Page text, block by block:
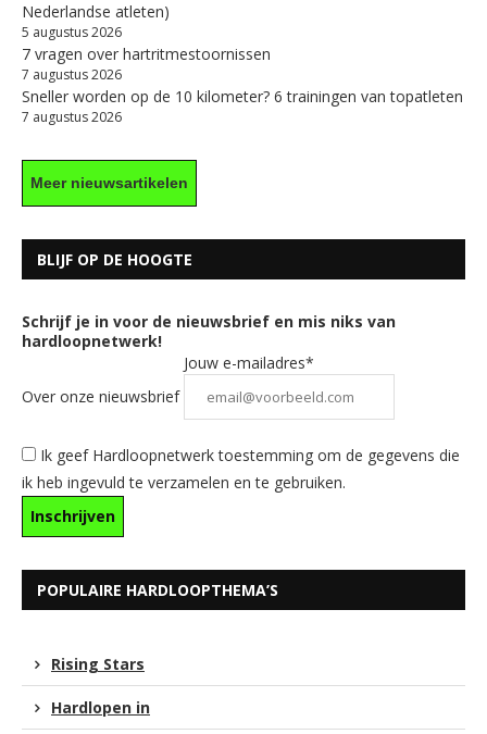
Nederlandse atleten)
5 augustus 2026
7 vragen over hartritmestoornissen
7 augustus 2026
Sneller worden op de 10 kilometer? 6 trainingen van topatleten
7 augustus 2026
Meer nieuwsartikelen
BLIJF OP DE HOOGTE
Schrijf je in voor de nieuwsbrief en mis niks van
hardloopnetwerk!
Over onze nieuwsbrief
Jouw e-mailadres*
Ik geef Hardloopnetwerk toestemming om de gegevens die
ik heb ingevuld te verzamelen en te gebruiken.
POPULAIRE HARDLOOPTHEMA’S
Rising Stars
Hardlopen in